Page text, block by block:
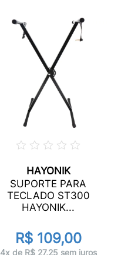
HAYONIK
SUPORTE PARA
TECLADO ST300
HAYONIK...
R$ 109,00
4x de R$ 27,25 sem juros